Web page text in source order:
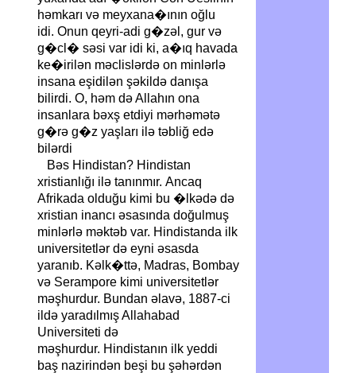
həmkarı və meyxana�ının oğlu
idi. Onun qeyri-adi g�zəl, gur və
g�cl� səsi var idi ki, a�ıq havada
ke�irilən məclislərdə on minlərlə
insana eşidilən şəkildə danışa
bilirdi. O, həm də Allahın ona
insanlara bəxş etdiyi mərhəmətə
g�rə g�z yaşları ilə təbliğ edə
bilərdi
Bəs Hindistan? Hindistan
xristianlığı ilə tanınmır. Ancaq
Afrikada olduğu kimi bu �lkədə də
xristian inancı əsasında doğulmuş
minlərlə məktəb var. Hindistanda ilk
universitetlər də eyni əsasda
yaranıb. Kəlk�ttə, Madras, Bombay
və Serampore kimi universitetlər
məşhurdur. Bundan əlavə, 1887-ci
ildə yaradılmış Allahabad
Universiteti də
məşhurdur. Hindistanın ilk yeddi
baş nazirindən beşi bu şəhərdən